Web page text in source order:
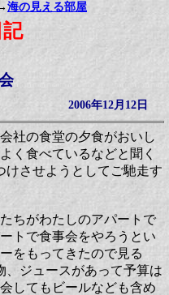
海の見える部屋
2006年12月12日
社の食堂の夕食がおいし
く食べているなどと聞く
けさせようとしてご馳走す
ちがわたしのアパートで
トで食事会をやろうとい
をもってきたので見る
、ジュースがあって予算は
してもビールなども含め